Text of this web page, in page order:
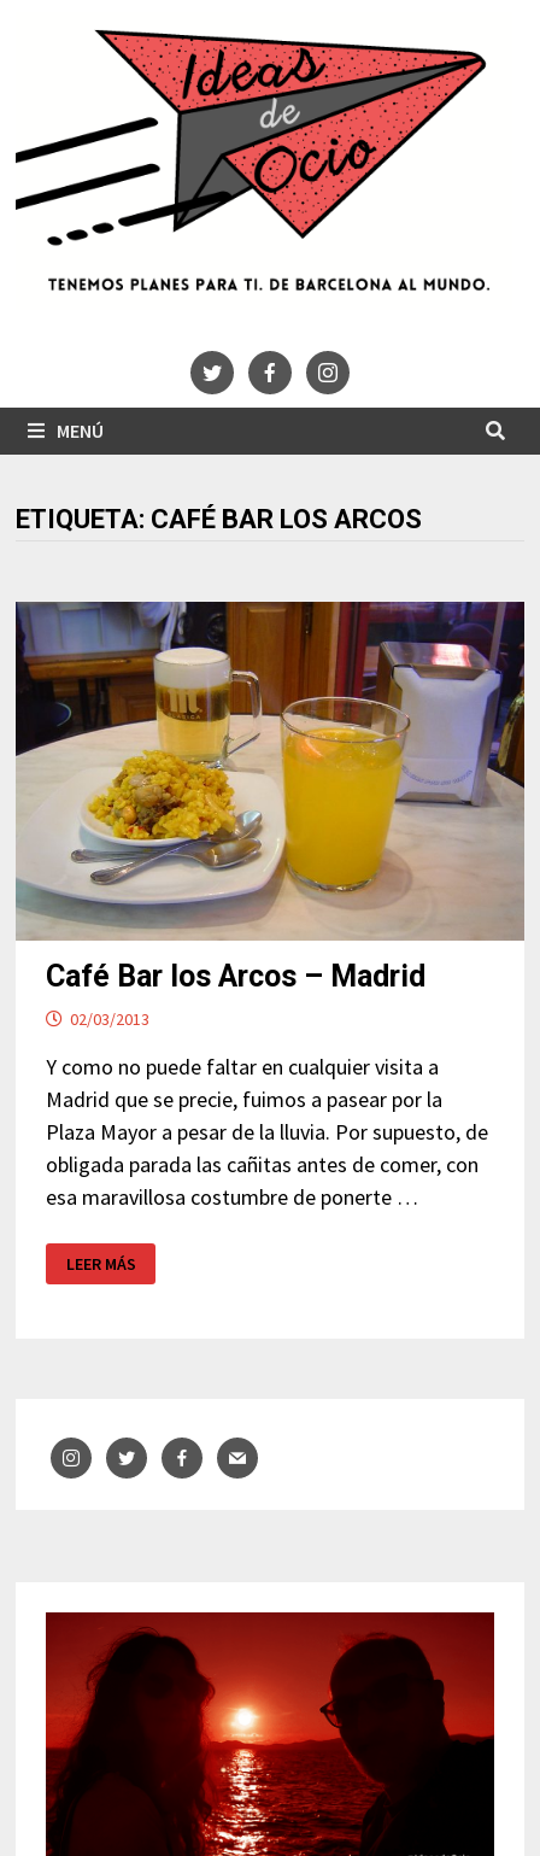
MENÚ
ETIQUETA: CAFÉ BAR LOS ARCOS
Café Bar los Arcos – Madrid
02/03/2013
Y como no puede faltar en cualquier visita a
Madrid que se precie, fuimos a pasear por la
Plaza Mayor a pesar de la lluvia. Por supuesto, de
obligada parada las cañitas antes de comer, con
esa maravillosa costumbre de ponerte …
BAR
LOS
LEER MÁS